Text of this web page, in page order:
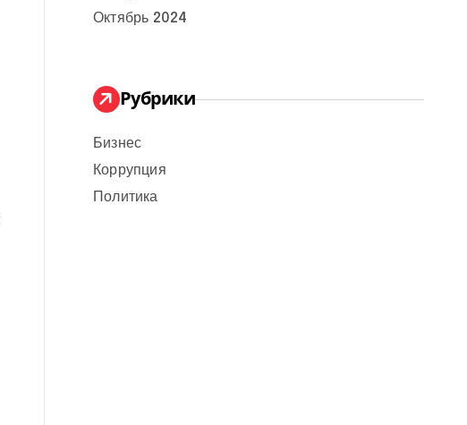
Октябрь 2024
Рубрики
Бизнес
Коррупция
Политика